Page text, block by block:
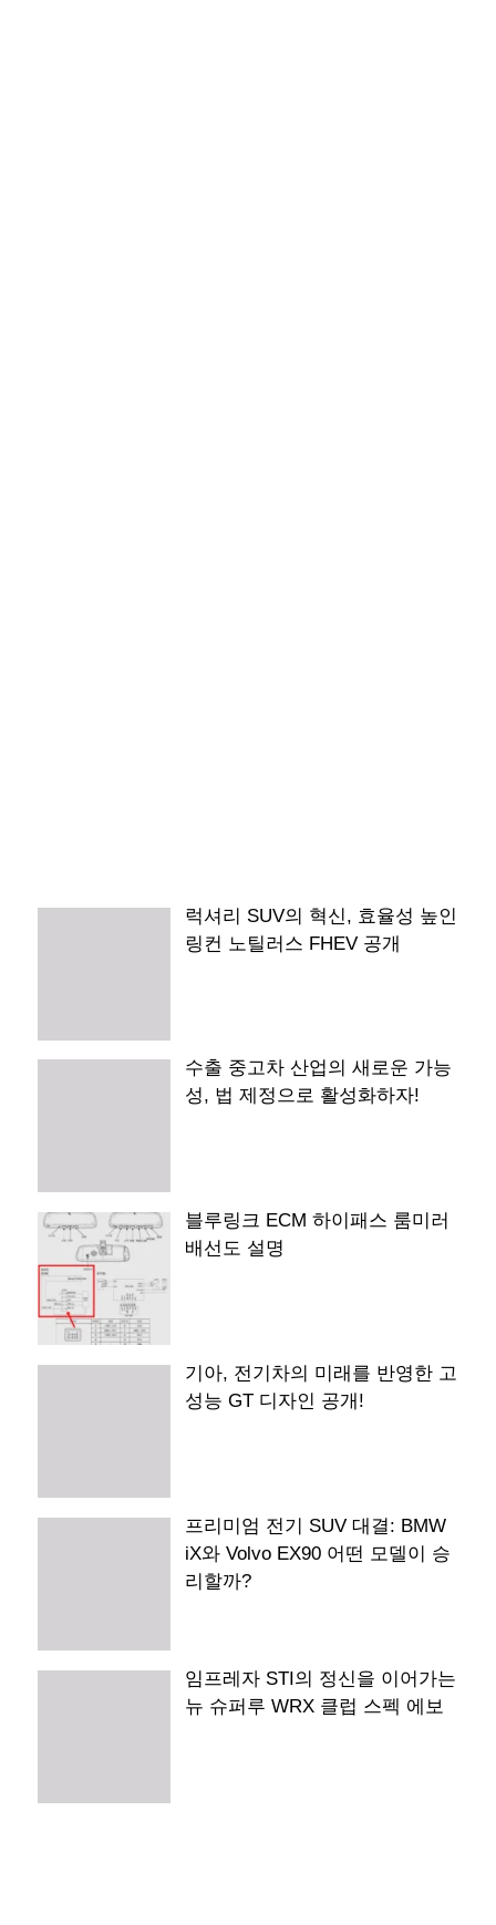
럭셔리 SUV의 혁신, 효율성 높인
링컨 노틸러스 FHEV 공개
수출 중고차 산업의 새로운 가능
성, 법 제정으로 활성화하자!
블루링크 ECM 하이패스 룸미러
배선도 설명
기아, 전기차의 미래를 반영한 고
성능 GT 디자인 공개!
프리미엄 전기 SUV 대결: BMW
iX와 Volvo EX90 어떤 모델이 승
리할까?
임프레자 STI의 정신을 이어가는
뉴 슈퍼루 WRX 클럽 스펙 에보